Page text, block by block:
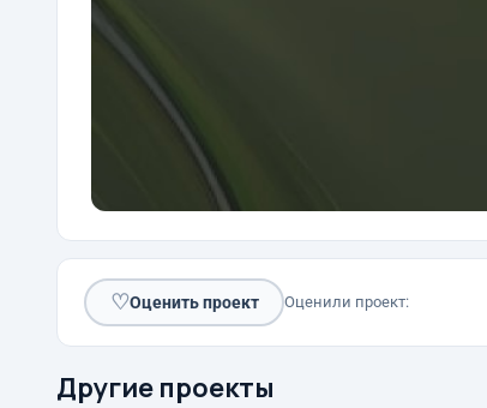
♡Оценить проект Оценили проект:
Другие проекты